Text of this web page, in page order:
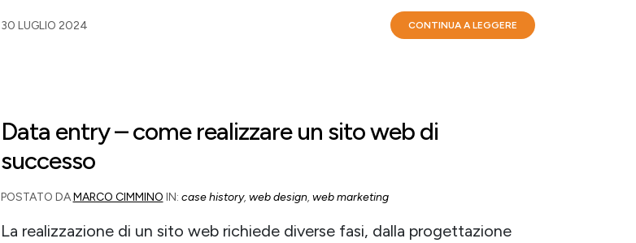
30 LUGLIO 2024 CONTINUA A LEGGERE
Data entry – come realizzare un sito web di
successo
POSTATO DAMARCO CIMMINO IN: case history, web design, web marketing
La realizzazione di un sito web richiede diverse fasi, dalla progettazione